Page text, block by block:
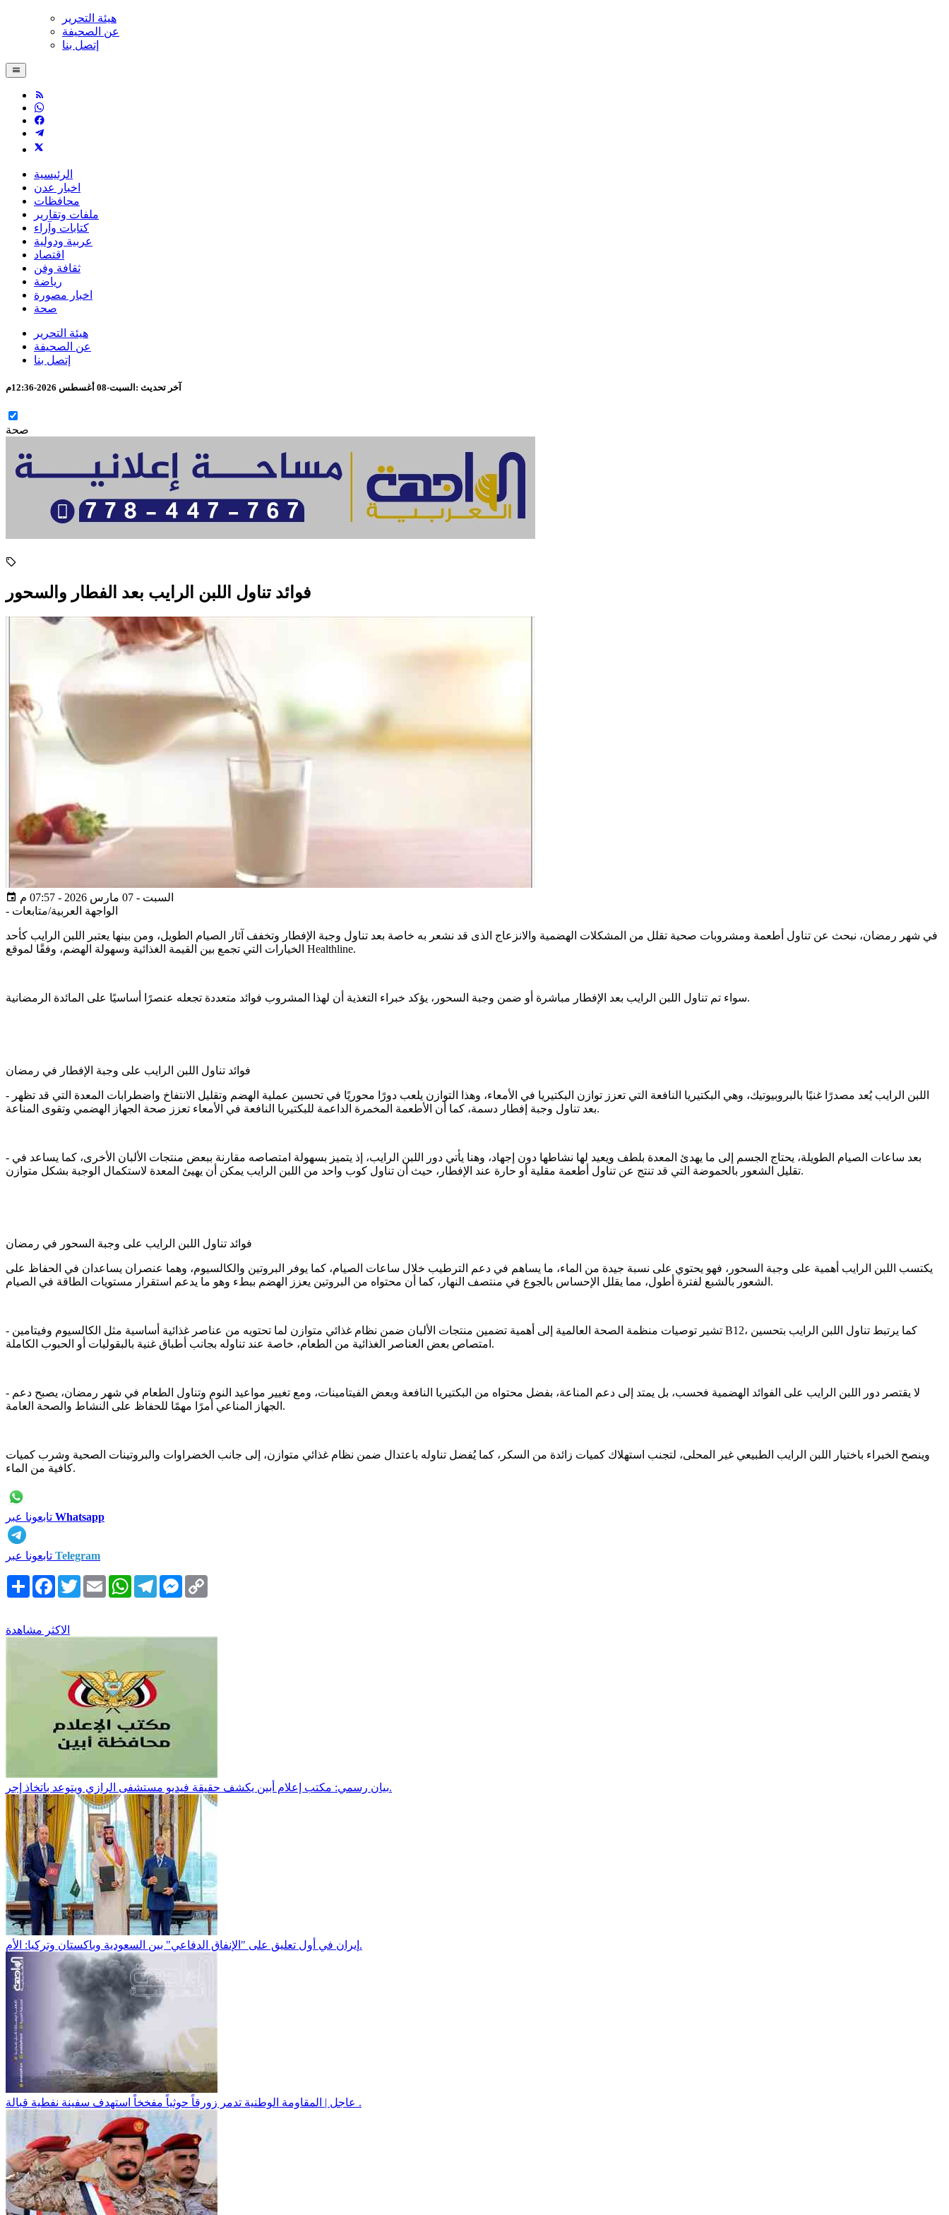
هيئة التحرير
عن الصحيفة
إتصل بنا
الرئيسية
اخبار عدن
محافظات
ملفات وتقارير
كتابات وآراء
عربية ودولية
اقتصاد
ثقافة وفن
رياضة
اخبار مصورة
صحة
هيئة التحرير
عن الصحيفة
إتصل بنا
آخر تحديث : السبت-08 أغسطس 2026-12:36م
صحة
فوائد تناول اللبن الرايب بعد الفطار والسحور
السبت - 07 مارس 2026 - 07:57 م
- الواجهة العربية/متابعات
في شهر رمضان، نبحث عن تناول أطعمة ومشروبات صحية تقلل من المشكلات الهضمية والانزعاج الذى قد نشعر به خاصة بعد تناول وجبة الإفطار وتخفف آثار الصيام الطويل، ومن بينها يعتبر اللبن الرايب كأحد
الخيارات التي تجمع بين القيمة الغذائية وسهولة الهضم، وفقًا لموقع Healthline.
سواء تم تناول اللبن الرايب بعد الإفطار مباشرة أو ضمن وجبة السحور، يؤكد خبراء التغذية أن لهذا المشروب فوائد متعددة تجعله عنصرًا أساسيًا على المائدة الرمضانية.
فوائد تناول اللبن الرايب على وجبة الإفطار في رمضان
- اللبن الرايب يُعد مصدرًا غنيًا بالبروبيوتيك، وهي البكتيريا النافعة التي تعزز توازن البكتيريا في الأمعاء، وهذا التوازن يلعب دورًا محوريًا في تحسين عملية الهضم وتقليل الانتفاخ واضطرابات المعدة التي قد تظهر
بعد تناول وجبة إفطار دسمة، كما أن الأطعمة المخمرة الداعمة للبكتيريا النافعة في الأمعاء تعزز صحة الجهاز الهضمي وتقوى المناعة.
- بعد ساعات الصيام الطويلة، يحتاج الجسم إلى ما يهدئ المعدة بلطف ويعيد لها نشاطها دون إجهاد، وهنا يأتي دور اللبن الرايب، إذ يتميز بسهولة امتصاصه مقارنة ببعض منتجات الألبان الأخرى، كما يساعد في
تقليل الشعور بالحموضة التي قد تنتج عن تناول أطعمة مقلية أو حارة عند الإفطار، حيث أن تناول كوب واحد من اللبن الرايب يمكن أن يهيئ المعدة لاستكمال الوجبة بشكل متوازن.
فوائد تناول اللبن الرايب على وجبة السحور في رمضان
يكتسب اللبن الرايب أهمية على وجبة السحور، فهو يحتوي على نسبة جيدة من الماء، ما يساهم في دعم الترطيب خلال ساعات الصيام، كما يوفر البروتين والكالسيوم، وهما عنصران يساعدان في الحفاظ على
الشعور بالشبع لفترة أطول، مما يقلل الإحساس بالجوع في منتصف النهار، كما أن محتواه من البروتين يعزز الهضم ببطء وهو ما يدعم استقرار مستويات الطاقة في الصيام.
- تشير توصيات منظمة الصحة العالمية إلى أهمية تضمين منتجات الألبان ضمن نظام غذائي متوازن لما تحتويه من عناصر غذائية أساسية مثل الكالسيوم وفيتامين B12، كما يرتبط تناول اللبن الرايب بتحسين
امتصاص بعض العناصر الغذائية من الطعام، خاصة عند تناوله بجانب أطباق غنية بالبقوليات أو الحبوب الكاملة.
- لا يقتصر دور اللبن الرايب على الفوائد الهضمية فحسب، بل يمتد إلى دعم المناعة، بفضل محتواه من البكتيريا النافعة وبعض الفيتامينات، ومع تغيير مواعيد النوم وتناول الطعام في شهر رمضان، يصبح دعم
الجهاز المناعي أمرًا مهمًا للحفاظ على النشاط والصحة العامة.
وينصح الخبراء باختيار اللبن الرايب الطبيعي غير المحلى، لتجنب استهلاك كميات زائدة من السكر، كما يُفضل تناوله باعتدال ضمن نظام غذائي متوازن، إلى جانب الخضراوات والبروتينات الصحية وشرب كميات
كافية من الماء.
Whatsapp
Telegram
انشر Facebook
TwitterEmail WhatsAppTelegramMessenger
الاكثر مشاهدة
بيان رسمي: مكتب إعلام أبين يكشف حقيقة فيديو مستشفى الرازي ويتوعد باتخاذ إجر.
إيران في أول تعليق على "الإنفاق الدفاعي" بين السعودية وباكستان وتركيا: الأم.
عاجل | المقاومة الوطنية تدمر زورقاً حوثياً مفخخاً استهدف سفينة نفطية قبالة .